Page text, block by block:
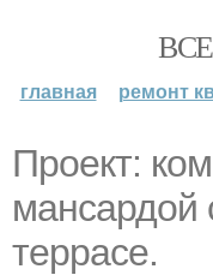
главная ремонт
Проект:
мансардой
террасе.